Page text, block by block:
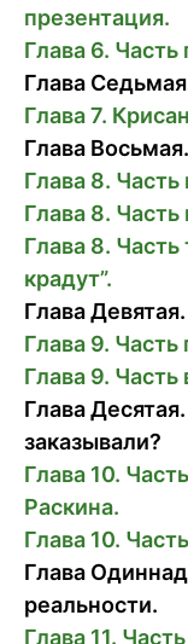
презентация.
Глава 6. Часть
Глава
Глава 7.
Глава
Глава 8.
Глава 8. Часть
Глава 8.
крадут”.
Глава
Глава 9.
Глава 9. Часть
Глава
заказывали?
Глава 10.
Раскина.
Глава 10.
Глава
реальности.
Глава 11.